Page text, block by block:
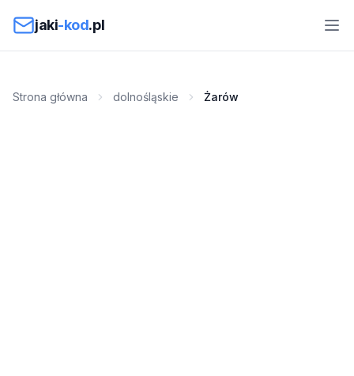
jaki-kod.pl
Strona główna dolnośląskie Żarów